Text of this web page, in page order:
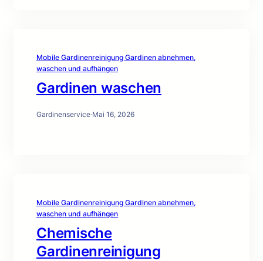
Mobile Gardinenreinigung Gardinen abnehmen,
waschen und aufhängen
Gardinen waschen
Gardinenservice·Mai 16, 2026
Mobile Gardinenreinigung Gardinen abnehmen,
waschen und aufhängen
Chemische
Gardinenreinigung